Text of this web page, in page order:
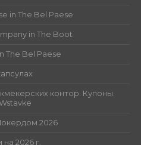
in The Bel Paese
in The Boot
The Bel Paese
контор. Купоны.
2026
2026 г.